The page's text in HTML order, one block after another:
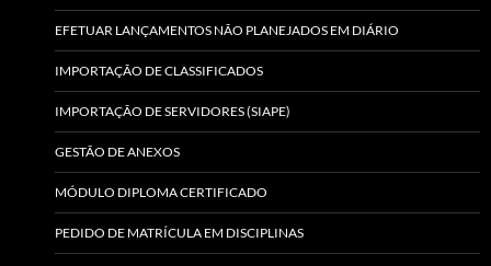
EFETUAR LANÇAMENTOS NÃO PLANEJADOS EM DIÁRIO
IMPORTAÇÃO DE CLASSIFICADOS
IMPORTAÇÃO DE SERVIDORES (SIAPE)
GESTÃO DE ANEXOS
MÓDULO DIPLOMA CERTIFICADO
PEDIDO DE MATRÍCULA EM DISCIPLINAS